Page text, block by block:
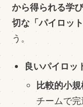
から得られる学
切な「パイロッ
う。
良いパイロッ
比較的小
チームで完